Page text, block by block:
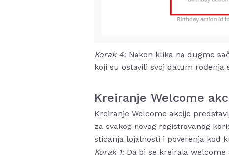
Korak 4: Nakon klika na dugme
koji su ostavili svoj datum rođenja
Kreiranje Welcome
Kreiranje Welcome akcije
za svakog novog registrovanog
sticanja lojalnosti i poverenja kod
Korak 1: Da bi se kreirala